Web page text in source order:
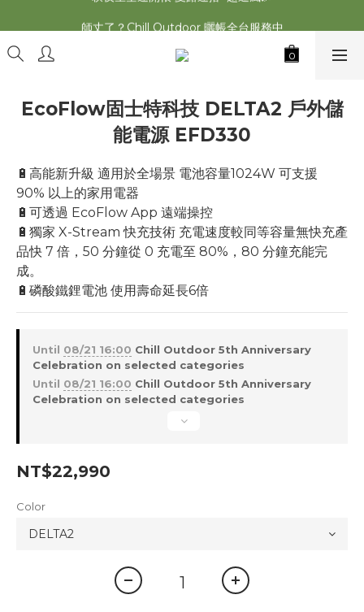
師丈了？Chill Outdoor 曬帳全台服務中
2026最新 萩遊之魂五單位2.0 發表⚡️
EcoFlow固士特科技 DELTA2 戶外儲
能電源 EFD330
🔋高能新升級 適用於全場景 電池容量1024W 可支援
90% 以上的家用電器
🔋可透過 EcoFlow App 遠端操控
🔋獨家 X-Stream 快充技術 充電速度較同等容量無快充產
品快 7 倍，50 分鐘從 0 充電至 80%，80 分鐘充能完
成。
🔋磷酸鐵鋰電池 使用壽命延長6倍
Until 08/21 16:00 Chill Outdoor 5th Anniversary
Celebration on selected categories
Until 08/21 16:00 Chill Outdoor 5th Anniversary
Celebration on selected categories
NT$22,990
Color